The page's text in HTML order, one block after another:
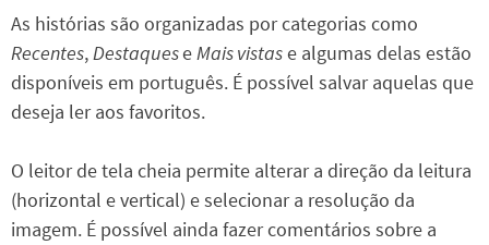
As histórias são organizadas por categorias como
Recentes,DestaqueseMais vistase algumas delas estão
disponíveis em português. É possível salvar aquelas que
deseja ler aos favoritos.
O leitor de tela cheia permite alterar a direção da leitura
(horizontal e vertical) e selecionar a resolução da
imagem. É possível ainda fazer comentários sobre a